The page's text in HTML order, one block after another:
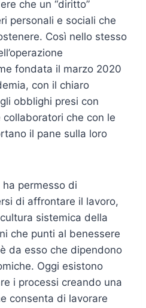
che un “diritto”
personali e sociali che
Così nello stesso
fondata il marzo 2020
con il chiaro
obblighi presi con
che con le
il pane sulla loro
permesso di
di affrontare il lavoro,
sistemica della
che punti al benessere
da esso che dipendono
Oggi esistono
i processi creando una
consenta di lavorare